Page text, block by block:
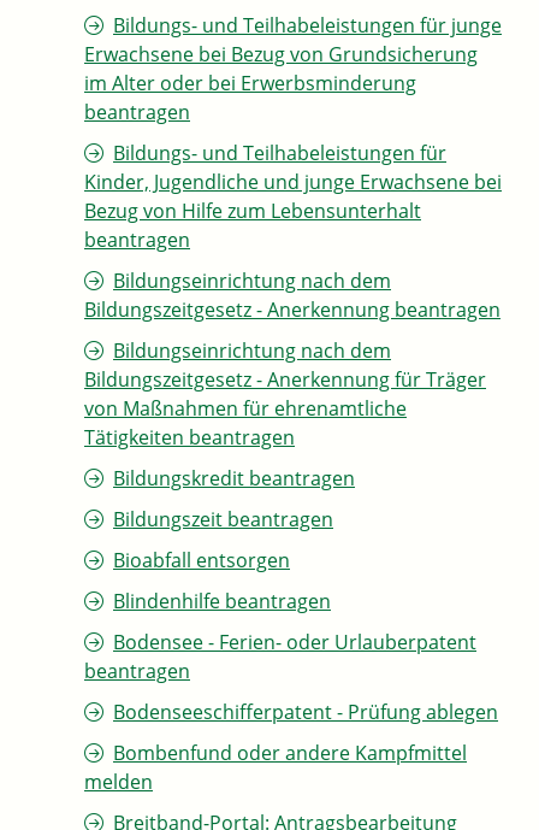
Bildungs- und Teilhabeleistungen für junge
Erwachsene bei Bezug von Grundsicherung
im Alter oder bei Erwerbsminderung
beantragen
Bildungs- und Teilhabeleistungen für
Kinder, Jugendliche und junge Erwachsene bei
Bezug von Hilfe zum Lebensunterhalt
beantragen
Bildungseinrichtung nach dem
Bildungszeitgesetz - Anerkennung beantragen
Bildungseinrichtung nach dem
Bildungszeitgesetz - Anerkennung für Träger
von Maßnahmen für ehrenamtliche
Tätigkeiten beantragen
Bildungskredit beantragen
Bildungszeit beantragen
Bioabfall entsorgen
Blindenhilfe beantragen
Bodensee - Ferien- oder Urlauberpatent
beantragen
Bodenseeschifferpatent - Prüfung ablegen
Bombenfund oder andere Kampfmittel
melden
Breitband-Portal: Antragsbearbeitung